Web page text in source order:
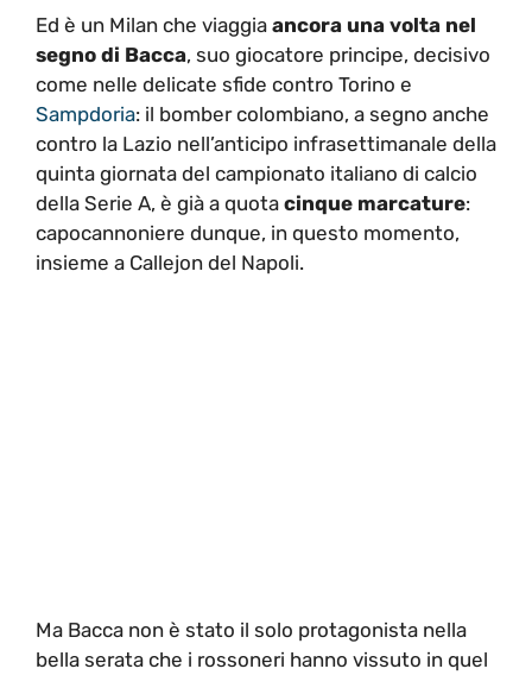
Ed è un Milan che viaggia ancora una volta nel
segno di Bacca, suo giocatore principe, decisivo
come nelle delicate sfide contro Torino e
Sampdoria: il bomber colombiano, a segno anche
contro la Lazio nell’anticipo infrasettimanale della
quinta giornata del campionato italiano di calcio
della Serie A, è già a quota cinque marcature:
capocannoniere dunque, in questo momento,
insieme a Callejon del Napoli.
Ma Bacca non è stato il solo protagonista nella
bella serata che i rossoneri hanno vissuto in quel